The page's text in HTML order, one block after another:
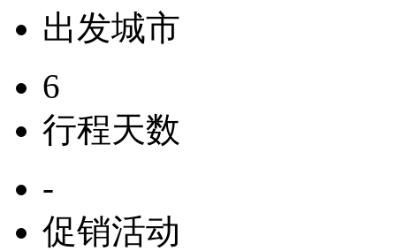
出发城市
6
行程天数
-
促销活动